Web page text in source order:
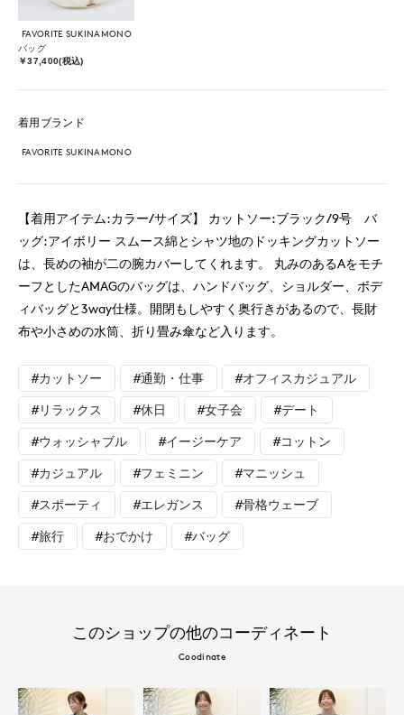
FAVORITE SUKINAMONO
バッグ
￥37,400(税込)
着用ブランド
FAVORITE SUKINAMONO
【着用アイテム:カラー/サイズ】 カットソー:ブラック/9号 バ
ッグ:アイボリー スムース綿とシャツ地のドッキングカットソー
は、長めの袖が二の腕カバーしてくれます。 丸みのあるAをモチ
ーフとしたAMAGのバッグは、ハンドバッグ、ショルダー、ボデ
ィバッグと3way仕様。開閉もしやすく奥行きがあるので、長財
布や小さめの水筒、折り畳み傘など入ります。
#カットソー #通勤・仕事 #オフィスカジュアル
#リラックス #休日 #女子会 #デート
#ウォッシャブル #イージーケア #コットン
#カジュアル #フェミニン #マニッシュ
#スポーティ #エレガンス #骨格ウェーブ
#旅行 #おでかけ #バッグ
このショップの他のコーディネート
Coodinate